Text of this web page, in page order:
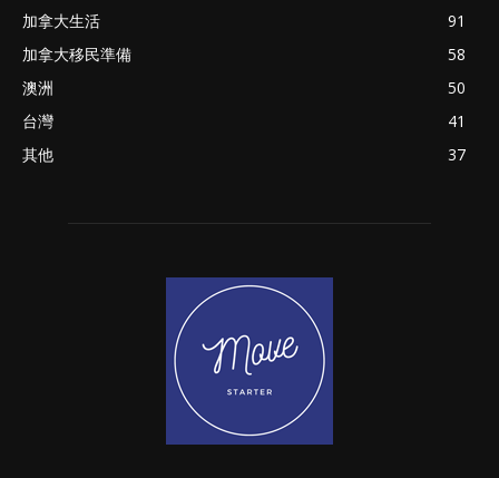
加拿大生活
91
加拿大移民準備
58
澳洲
50
台灣
41
其他
37